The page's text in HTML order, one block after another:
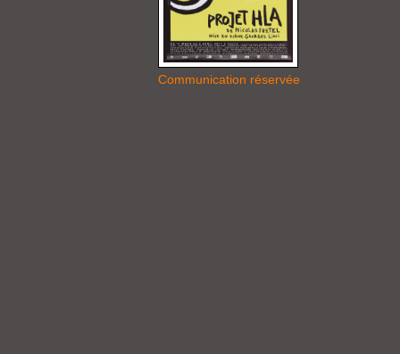
Communication réservée